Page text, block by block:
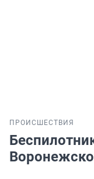
ПРОИСШЕСТВИЯ